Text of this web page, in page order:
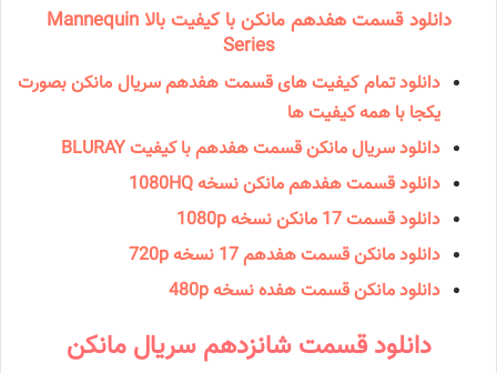
دانلود قسمت هفدهم مانکن با کیفیت بالا Mannequin
Series
دانلود تمام کیفیت های قسمت هفدهم سریال مانکن بصورت
یکجا با همه کیفیت ها
دانلود سریال مانكن قسمت هفدهم با کیفیت BLURAY
دانلود قسمت هفدهم مانکن نسخه 1080HQ
دانلود قسمت 17 مانكن نسخه 1080p
دانلود مانكن قسمت هفدهم 17 نسخه 720p
دانلود مانكن قسمت هفده نسخه 480p
دانلود قسمت شانزدهم سریال مانكن